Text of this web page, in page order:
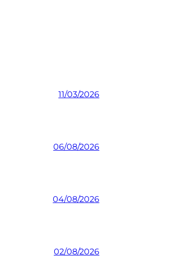
11/03/2026
06/08/2026
04/08/2026
02/08/2026